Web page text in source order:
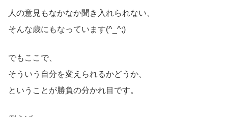
人の意見もなかなか聞き入れられない、
そんな歳にもなっています(^_^;)
でもここで、
そういう自分を変えられるかどうか、
ということが勝負の分かれ目です。